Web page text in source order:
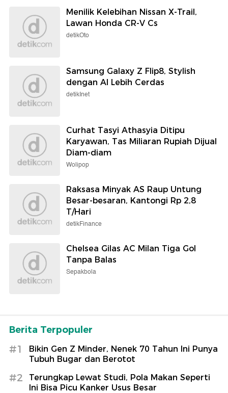
Menilik Kelebihan Nissan X-Trail,
Lawan Honda CR-V Cs
detikOto
Samsung Galaxy Z Flip8, Stylish
dengan AI Lebih Cerdas
detikInet
Curhat Tasyi Athasyia Ditipu
Karyawan, Tas Miliaran Rupiah Dijual
Diam-diam
Wolipop
Raksasa Minyak AS Raup Untung
Besar-besaran, Kantongi Rp 2,8
T/Hari
detikFinance
Chelsea Gilas AC Milan Tiga Gol
Tanpa Balas
Sepakbola
Berita Terpopuler
#1
Bikin Gen Z Minder, Nenek 70 Tahun Ini Punya
Tubuh Bugar dan Berotot
#2
Terungkap Lewat Studi, Pola Makan Seperti
Ini Bisa Picu Kanker Usus Besar